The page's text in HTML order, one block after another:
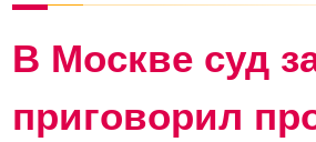
В Москве суд
приговорил